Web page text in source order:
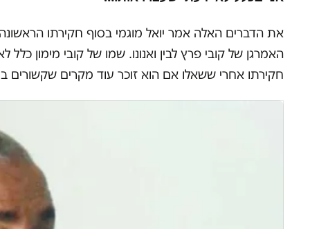
את הדברים האלה אמר יואל מוגמי בסוף חקירתו
האמרגן של קובי פרץ לבין ואנונו. שמו של קובי מימון
חקירתו אחרי ששאלו אם הוא זוכר עוד מקרים שקשורים